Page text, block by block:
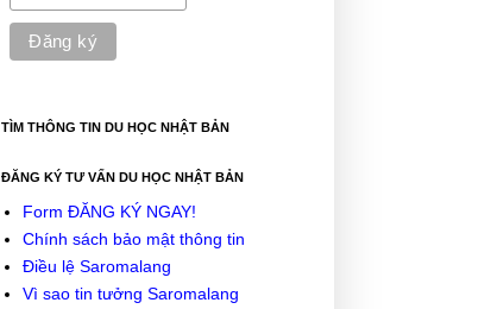
TÌM THÔNG TIN DU HỌC NHẬT BẢN
ĐĂNG KÝ TƯ VẤN DU HỌC NHẬT BẢN
Form ĐĂNG KÝ NGAY!
Chính sách bảo mật thông tin
Điều lệ Saromalang
Vì sao tin tưởng Saromalang